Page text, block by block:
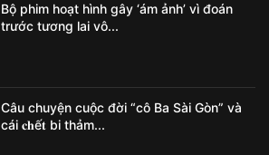
Bộ phim hoạt hình gây ‘ám ảnh’ vì đoán
trước tương lai vô...
Câu chuyện cuộc đời “cô Ba Sài Gòn” và
cái 𝐜𝐡ế𝐭 bi thảm...